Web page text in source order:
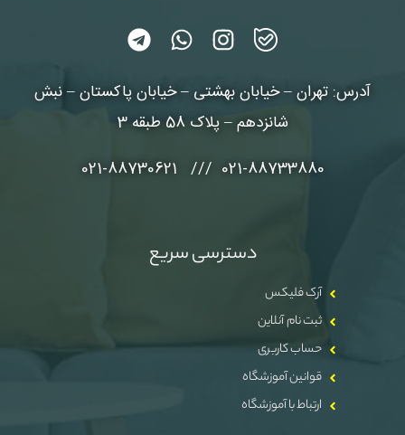
آدرس: تهران – خیابان بهشتی – خیابان پاکستان – نبش
شانزدهم – پلاک 58 طبقه 3
021-88733880 /// 021-88730621
دسترسی سریع
آرک فلیکس
ثبت نام آنلاین
حساب کاربری
قوانین آموزشگاه
ارتباط با آموزشگاه